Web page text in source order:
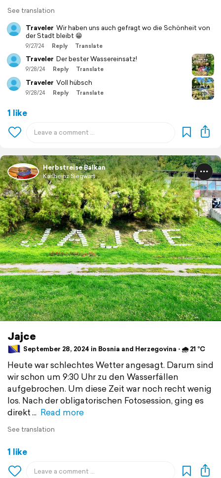
See translation
Traveler Wir haben uns auch gefragt wo die Schönheit von
der Stadt bleibt 😁
9/27/24 Reply Translate
Traveler Der bester Wassereinsatz!
9/28/24 Reply Translate
Traveler Voll hübsch
9/28/24 Reply Translate
1 like
Herbstreise Balkan
Karlheinz Siegwart
Jajce
September 28, 2024 in Bosnia and Herzegovina ⋅ 🌧 21 °C
Heute war schlechtes Wetter angesagt. Darum sind
wir schon um 9:30 Uhr zu den Wasserfällen
aufgebrochen. Um diese Zeit war noch recht wenig
los. Nach der obligatorischen Fotosession, ging es
direkt
Read more
See translation
1 like